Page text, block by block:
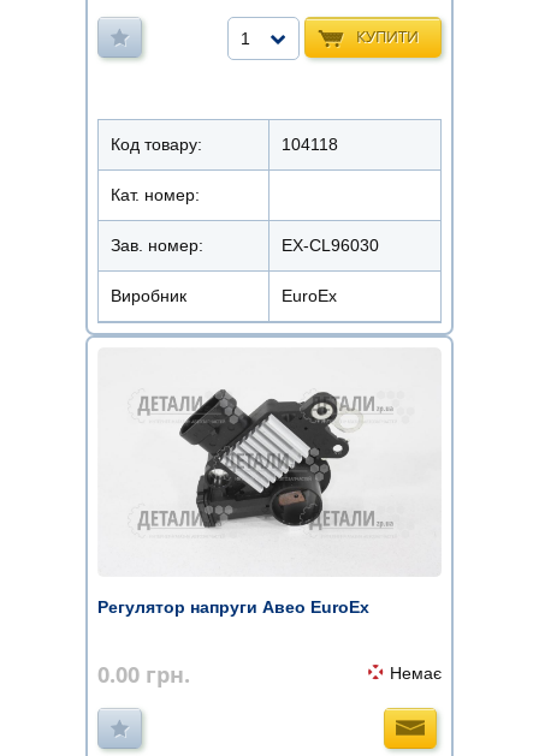
КУПИТИ
1
Код товару: 104118
Кат. номер:
Зав. номер: EX-CL96030
Виробник EuroEx
Регулятор напруги Авео EuroEx
0.00 грн. Немає